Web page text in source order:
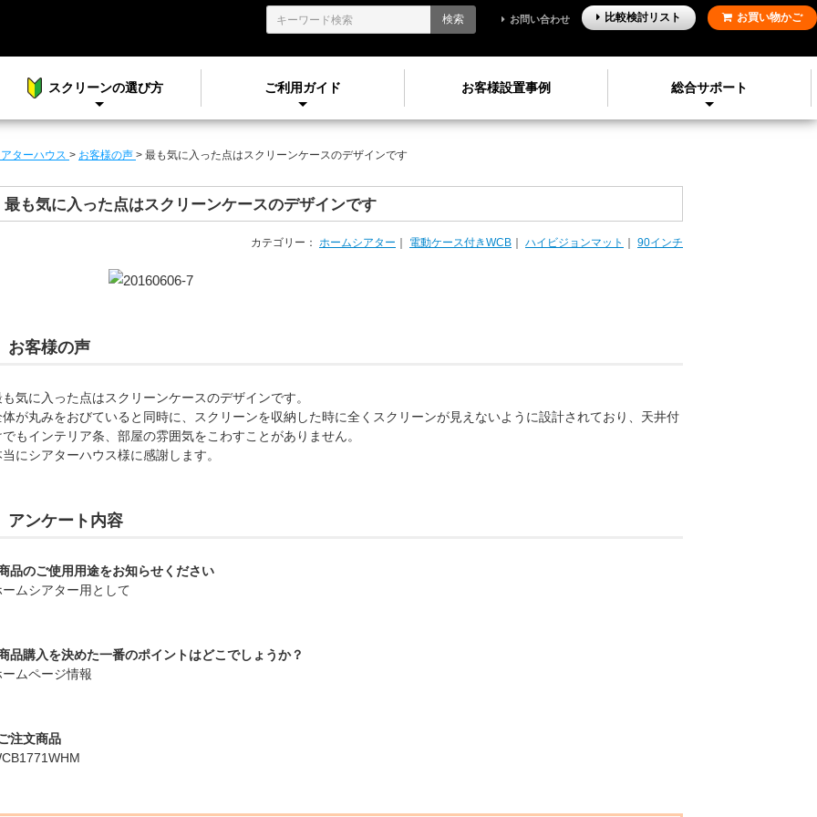
スクリーンの選び方 ご利用ガイド お客様設置事例 総合サポート
検索 お問い合わせ 比較検討リスト お買い物かご
ターハウス > お客様の声 > 最も気に入った点はスクリーンケースのデザインです
最も気に入った点はスクリーンケースのデザインです
カテゴリー： ホームシアター 電動ケース付きWCB ハイビジョンマット 90インチ
お客様の声
も気に入った点はスクリーンケースのデザインです。
体が丸みをおびていると同時に、スクリーンを収納した時に全くスクリーンが見えないように設計されており、天井付
でもインテリア条、部屋の雰囲気をこわすことがありません。
当にシアターハウス様に感謝します。
アンケート内容
品のご使用用途をお知らせください
ームシアター用として
品購入を決めた一番のポイントはどこでしょうか？
ームページ情報
注文商品